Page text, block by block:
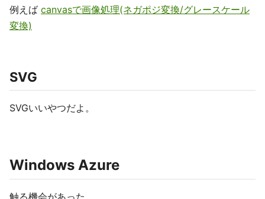
例えば canvasで画像処理(ネガポジ変換/グレースケール
変換)
SVG
SVGいいやつだよ。
Windows Azure
触る機会があった。